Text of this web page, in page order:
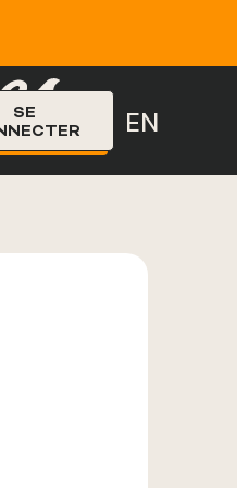
SE
EN